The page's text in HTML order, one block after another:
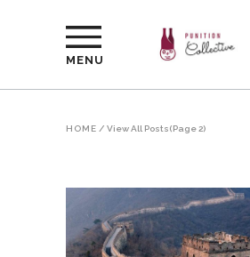
MENU
HOME / View All Posts(Page 2)